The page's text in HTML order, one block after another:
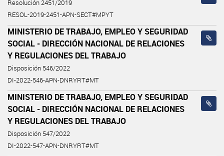
Resolución 2451/2019
RESOL-2019-2451-APN-SECT#MPYT
MINISTERIO DE TRABAJO, EMPLEO Y SEGURIDAD
SOCIAL - DIRECCIÓN NACIONAL DE RELACIONES
Y REGULACIONES DEL TRABAJO
Disposición 546/2022
DI-2022-546-APN-DNRYRT#MT
MINISTERIO DE TRABAJO, EMPLEO Y SEGURIDAD
SOCIAL - DIRECCIÓN NACIONAL DE RELACIONES
Y REGULACIONES DEL TRABAJO
Disposición 547/2022
DI-2022-547-APN-DNRYRT#MT